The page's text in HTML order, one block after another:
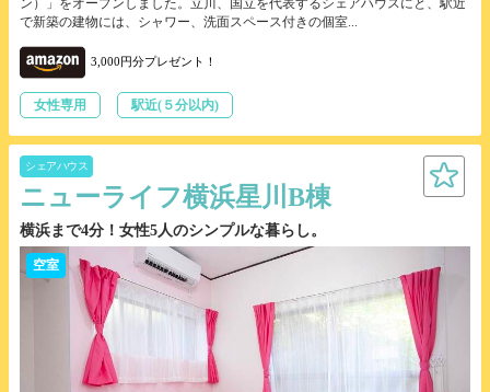
で新築の建物には、シャワー、洗面スペース付きの個室...
3,000円分プレゼント！
女性専用 駅近(５分以内)
シェアハウス
ニューライフ横浜星川B棟
横浜まで4分！女性5人のシンプルな暮らし。
空室